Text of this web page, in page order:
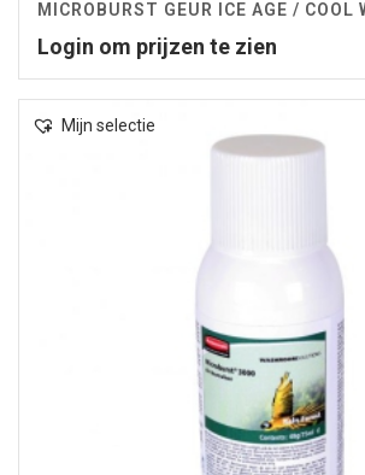
MICROBURST GEUR ICE AGE / COOL
Login om prijzen te zien
Mijn selectie